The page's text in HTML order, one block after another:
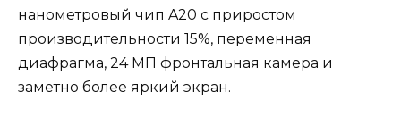
нанометровый чип A20 с приростом
производительности 15%, переменная
диафрагма, 24 МП фронтальная камера и
заметно более яркий экран.